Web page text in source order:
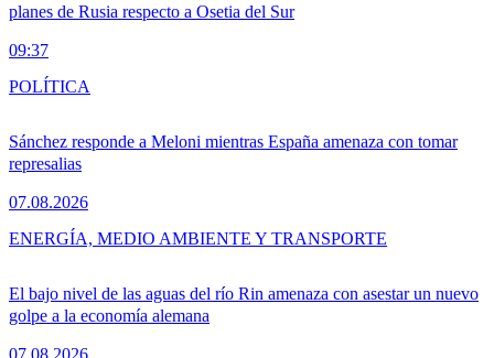
planes de Rusia respecto a Osetia del Sur
09:37
Sánchez responde a Meloni mientras España amenaza con tomar
represalias
07.08.2026
POLÍTICA
El bajo nivel de las aguas del río Rin amenaza con asestar un nuevo
golpe a la economía alemana
07.08.2026
ENERGÍA, MEDIO AMBIENTE Y TRANSPORTE